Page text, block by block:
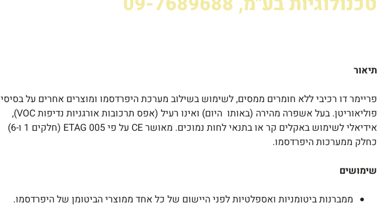
תיאור
פריימר דו רכיבי ללא חומרים ממסים, לשימוש בשילוב מערכת היפרדסמו ומוצרים אחרים על בסיסי
פוליאוריטן. בעל אשפרה מהירה (באותו היום) ואינו רעיל (אפס תרכובות אורגניות נדיפות VOC),
אידיאלי לשימוש באקלים קר או בתנאי לחות נמוכים. מאושר CE על פי 005 ETAG (חלקים 1 ו-6)
כחלק ממערכות היפרדסמו.
שימושים
ממברנות ביטומניות ואספלטיות לפני היישום של כל אחד ממוצרי הביטומן של היפרדסמו.